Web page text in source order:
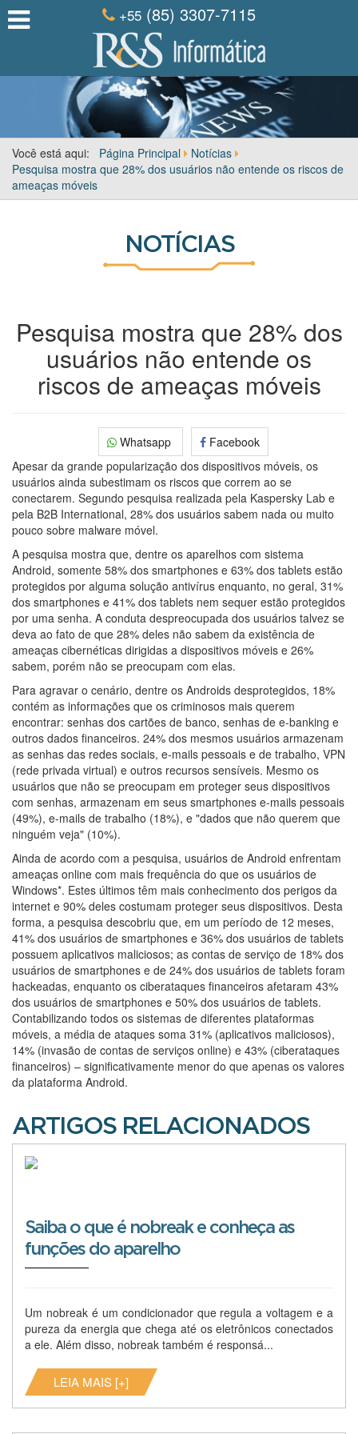
+55 (85) 3307-7115
Você está aqui: Página Principal
Notícias
Pesquisa mostra que 28% dos usuários não entende os riscos de
ameaças móveis
NOTÍCIAS
Pesquisa mostra que 28% dos
usuários não entende os
riscos de ameaças móveis
Whatsapp
Facebook
Apesar da grande popularização dos dispositivos móveis, os
usuários ainda subestimam os riscos que correm ao se
conectarem. Segundo pesquisa realizada pela Kaspersky Lab e
pela B2B International, 28% dos usuários sabem nada ou muito
pouco sobre malware móvel.
A pesquisa mostra que, dentre os aparelhos com sistema
Android, somente 58% dos smartphones e 63% dos tablets estão
protegidos por alguma solução antivírus enquanto, no geral, 31%
dos smartphones e 41% dos tablets nem sequer estão protegidos
por uma senha. A conduta despreocupada dos usuários talvez se
deva ao fato de que 28% deles não sabem da existência de
ameaças cibernéticas dirigidas a dispositivos móveis e 26%
sabem, porém não se preocupam com elas.
Para agravar o cenário, dentre os Androids desprotegidos, 18%
contém as informações que os criminosos mais querem
encontrar: senhas dos cartões de banco, senhas de e-banking e
outros dados financeiros. 24% dos mesmos usuários armazenam
as senhas das redes sociais, e-mails pessoais e de trabalho, VPN
(rede privada virtual) e outros recursos sensíveis. Mesmo os
usuários que não se preocupam em proteger seus dispositivos
com senhas, armazenam em seus smartphones e-mails pessoais
(49%), e-mails de trabalho (18%), e "dados que não querem que
ninguém veja" (10%).
Ainda de acordo com a pesquisa, usuários de Android enfrentam
ameaças online com mais frequência do que os usuários de
Windows*. Estes últimos têm mais conhecimento dos perigos da
internet e 90% deles costumam proteger seus dispositivos. Desta
forma, a pesquisa descobriu que, em um período de 12 meses,
41% dos usuários de smartphones e 36% dos usuários de tablets
possuem aplicativos maliciosos; as contas de serviço de 18% dos
usuários de smartphones e de 24% dos usuários de tablets foram
hackeadas, enquanto os ciberataques financeiros afetaram 43%
dos usuários de smartphones e 50% dos usuários de tablets.
Contabilizando todos os sistemas de diferentes plataformas
móveis, a média de ataques soma 31% (aplicativos maliciosos),
14% (invasão de contas de serviços online) e 43% (ciberataques
financeiros) – significativamente menor do que apenas os valores
da plataforma Android.
ARTIGOS RELACIONADOS
Saiba o que é nobreak e conheça as
funções do aparelho
Um nobreak é um condicionador que regula a voltagem e a
pureza da energia que chega até os eletrônicos conectados
a ele. Além disso, nobreak também é responsá...
LEIA MAIS [+]